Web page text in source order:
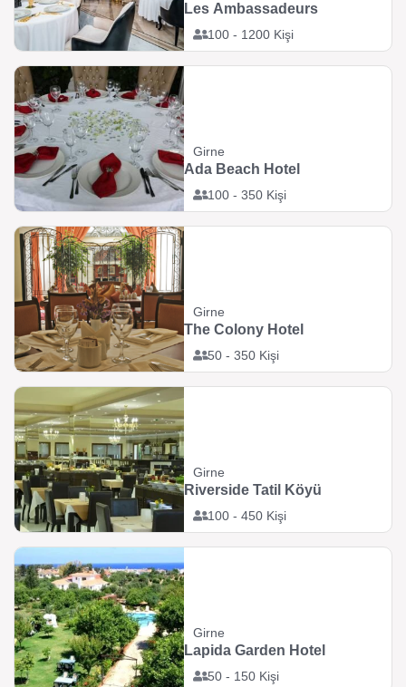
100 - 1200 Kişi
Les Ambassadeurs
Girne
100 - 350 Kişi
Ada Beach Hotel
Girne
50 - 350 Kişi
The Colony Hotel
Girne
100 - 450 Kişi
Riverside Tatil Köyü
Girne
50 - 150 Kişi
Lapida Garden Hotel